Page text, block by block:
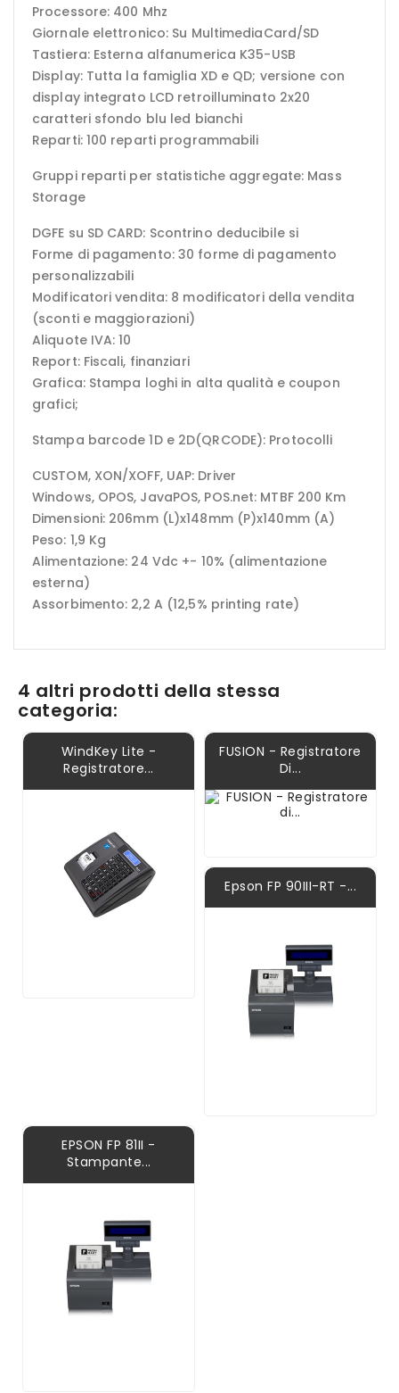
Processore: 400 Mhz
Giornale elettronico: Su MultimediaCard/SD
Tastiera: Esterna alfanumerica K35-USB
Display: Tutta la famiglia XD e QD; versione con
display integrato LCD retroilluminato 2x20
caratteri sfondo blu led bianchi
Reparti: 100 reparti programmabili
Gruppi reparti per statistiche aggregate: Mass
Storage
DGFE su SD CARD: Scontrino deducibile si
Forme di pagamento: 30 forme di pagamento
personalizzabili
Modificatori vendita: 8 modificatori della vendita
(sconti e maggiorazioni)
Aliquote IVA: 10
Report: Fiscali, finanziari
Grafica: Stampa loghi in alta qualità e coupon
grafici;
Stampa barcode 1D e 2D(QRCODE): Protocolli
CUSTOM, XON/XOFF, UAP: Driver
Windows, OPOS, JavaPOS, POS.net: MTBF 200 Km
Dimensioni: 206mm (L)x148mm (P)x140mm (A)
Peso: 1,9 Kg
Alimentazione: 24 Vdc +- 10% (alimentazione
esterna)
Assorbimento: 2,2 A (12,5% printing rate)
4 altri prodotti della stessa
categoria:
WindKey Lite -
Registratore...
FUSION - Registratore
Di...
Epson FP 90III-RT -...
EPSON FP 81II -
Stampante...